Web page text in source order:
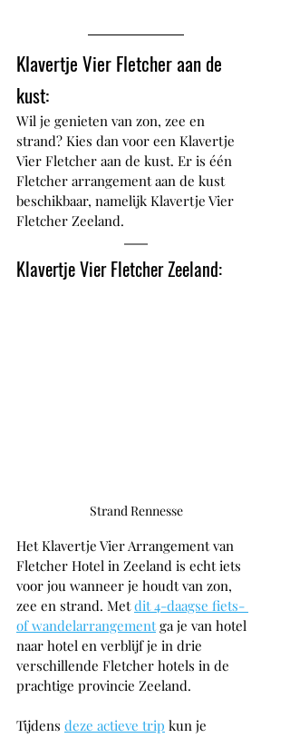
Klavertje Vier Fletcher aan de
kust:
Wil je genieten van zon, zee en
strand? Kies dan voor een Klavertje
Vier Fletcher aan de kust. Er is één
Fletcher arrangement aan de kust
beschikbaar, namelijk Klavertje Vier
Fletcher Zeeland.
Klavertje Vier Fletcher Zeeland:
Strand Rennesse
Het Klavertje Vier Arrangement van
Fletcher Hotel in Zeeland is echt iets
voor jou wanneer je houdt van zon,
zee en strand. Met dit 4-daagse fiets-
of wandelarrangement ga je van hotel
naar hotel en verblijf je in drie
verschillende Fletcher hotels in de
prachtige provincie Zeeland.
Tijdens deze actieve trip kun je